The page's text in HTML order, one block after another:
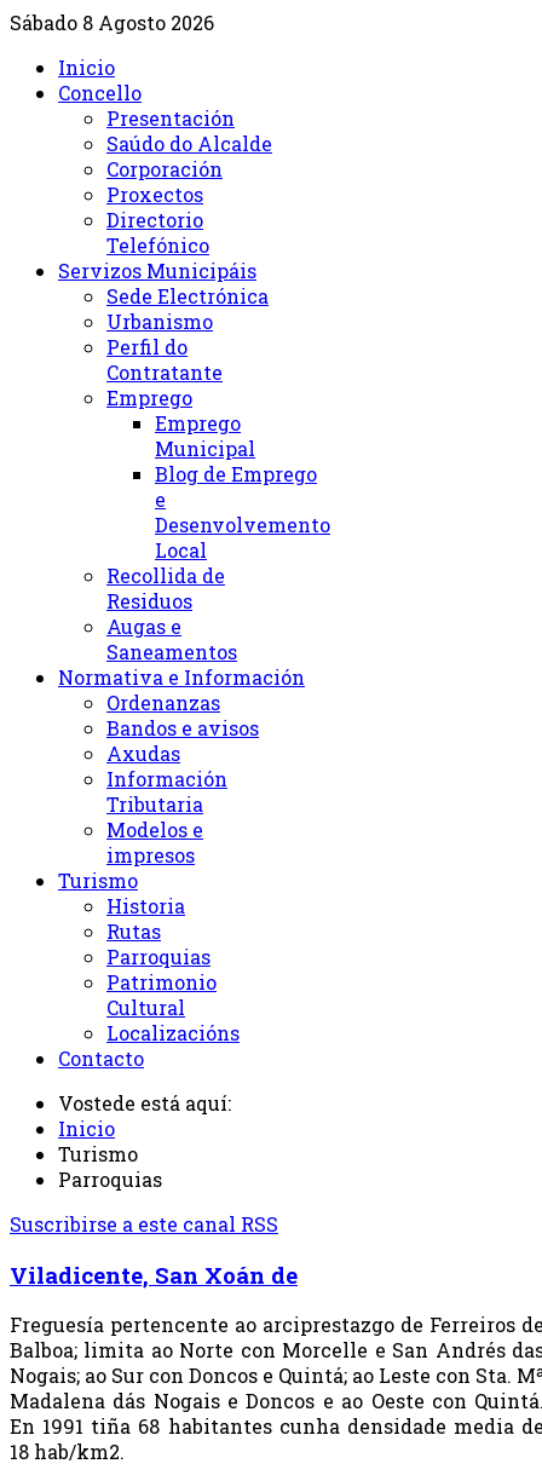
Sábado 8 Agosto 2026
Inicio
Concello
Presentación
Saúdo do Alcalde
Corporación
Proxectos
Directorio
Telefónico
Servizos Municipáis
Sede Electrónica
Urbanismo
Perfil do
Contratante
Emprego
Emprego
Municipal
Blog de Emprego
e
Desenvolvemento
Local
Recollida de
Residuos
Augas e
Saneamentos
Normativa e Información
Ordenanzas
Bandos e avisos
Axudas
Información
Tributaria
Modelos e
impresos
Turismo
Historia
Rutas
Parroquias
Patrimonio
Cultural
Localizacións
Contacto
Vostede está aquí:
Inicio
Turismo
Parroquias
Suscribirse a este canal RSS
Viladicente, San Xoán de
Freguesía pertencente ao arciprestazgo de Ferreiros de
Balboa; limita ao Norte con Morcelle e San Andrés
Nogais; ao Sur con Doncos e Quintá; ao Leste con Sta.
Madalena dás Nogais e Doncos e ao Oeste con Quintá.
En 1991 tiña 68 habitantes cunha densidade media de
18 hab/km2.